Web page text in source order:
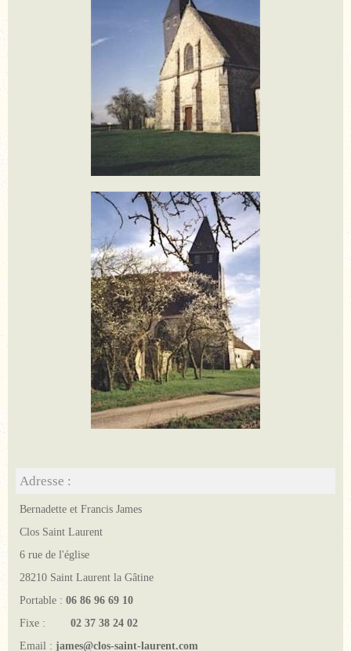
Adresse :
Bernadette et Francis James
Clos Saint Laurent
6 rue de l'église
28210 Saint Laurent la Gâtine
Portable : 06 86 96 69 10
Fixe : 02 37 38 24 02
Email : james@clos-saint-laurent.com